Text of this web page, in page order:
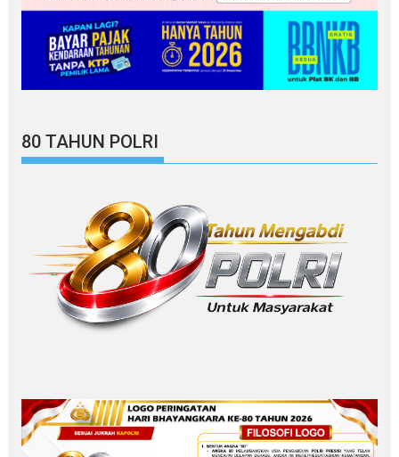
80 TAHUN POLRI